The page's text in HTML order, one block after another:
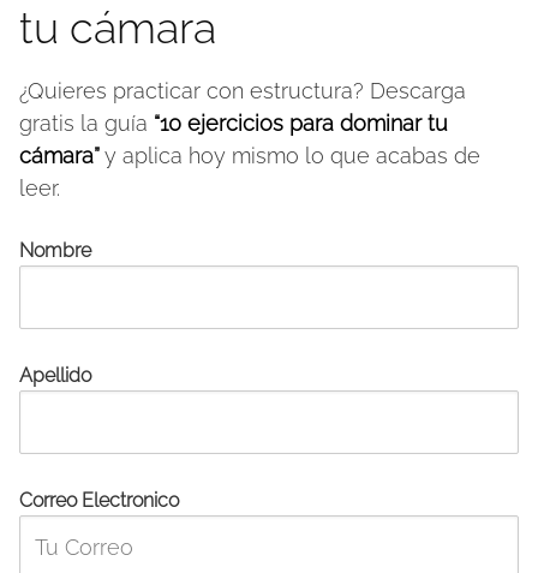
tu cámara
¿Quieres practicar con estructura? Descarga
gratis la guía “10 ejercicios para dominar tu
cámara”y aplica hoy mismo lo que acabas de
leer.
Nombre
Apellido
Correo Electronico